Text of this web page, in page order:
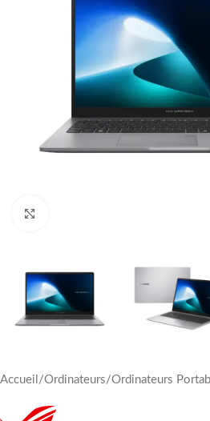
Accueil /Ordinateurs/Ordinateurs